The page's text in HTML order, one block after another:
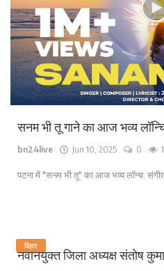
सनम भी तू गाने का आज भव्य
bn24live Jun 10, 2025 0
पटना में "सनम भी तू" का आज भव्य लॉन्च:
बिहार
नवनियुक्त जिला अध्यक्ष संतोष